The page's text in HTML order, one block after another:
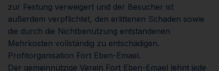
zur Festung verweigert und der Besucher ist
außerdem verpflichtet, den erlittenen Schaden sowie
die durch die Nichtbenutzung entstandenen
Mehrkosten vollständig zu entschädigen.
Profitorganisation Fort Eben-Emael.
Der gemeinnützige Verein Fort Eben-Emael lehnt jede